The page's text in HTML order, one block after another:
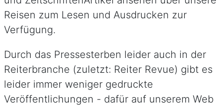
Reisen zum Lesen und Ausdrucken zur
Verfügung.
Durch das Pressesterben leider auch in der
Reiterbranche (zuletzt: Reiter Revue) gibt es
leider immer weniger gedruckte
Veröffentlichungen - dafür auf unserem Web